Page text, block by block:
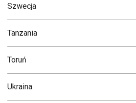
Szwecja
Tanzania
Toruń
Ukraina